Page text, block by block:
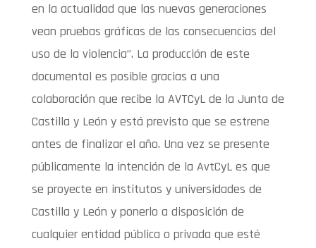
en la actualidad que las nuevas generaciones
vean pruebas gráficas de las consecuencias del
uso de la violencia”. La producción de este
documental es posible gracias a una
colaboración que recibe la AVTCyL de la Junta de
Castilla y León y está previsto que se estrene
antes de finalizar el año. Una vez se presente
públicamente la intención de la AvtCyL es que
se proyecte en institutos y universidades de
Castilla y León y ponerlo a disposición de
cualquier entidad pública o privada que esté